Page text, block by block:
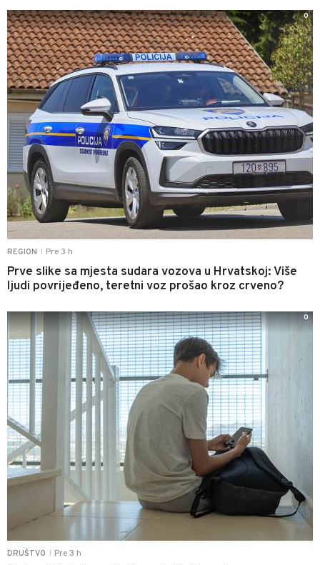
REGION Pre 3 h
Prve slike sa mjesta sudara vozova u Hrvatskoj: Više
ljudi povrijeđeno, teretni voz prošao kroz crveno?
0
DRUŠTVO Pre 3 h
0